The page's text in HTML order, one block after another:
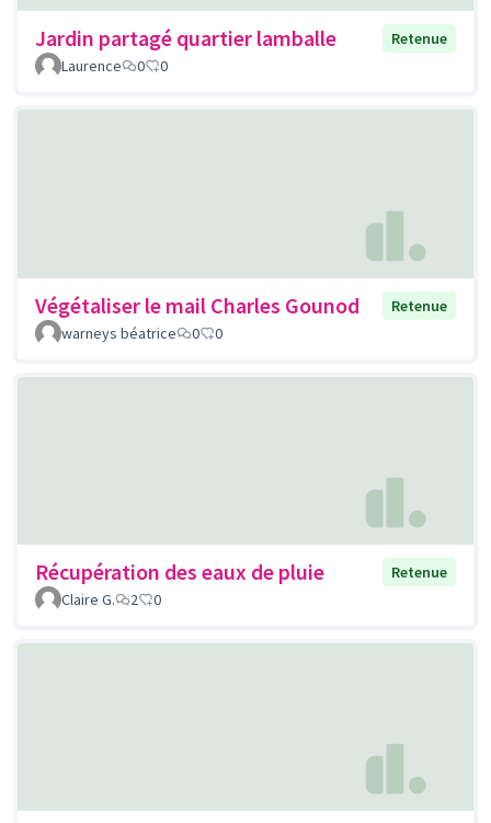
Jardin partagé quartier lamballe
Retenue
Laurence
0 0
Végétaliser le mail Charles Gounod
Retenue
warneys béatrice
0 0
Récupération des eaux de pluie
Retenue
Claire G.
2 0